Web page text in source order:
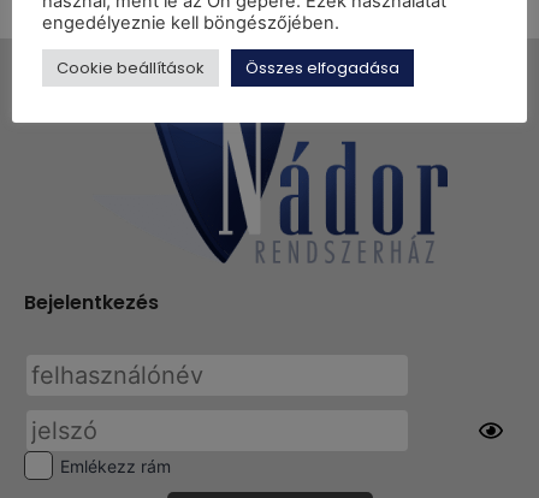
Bejelentkezés
Emlékezz rám
engedélyeznie kell böngészőjében.
Cookie beállítások Összes elfogadása